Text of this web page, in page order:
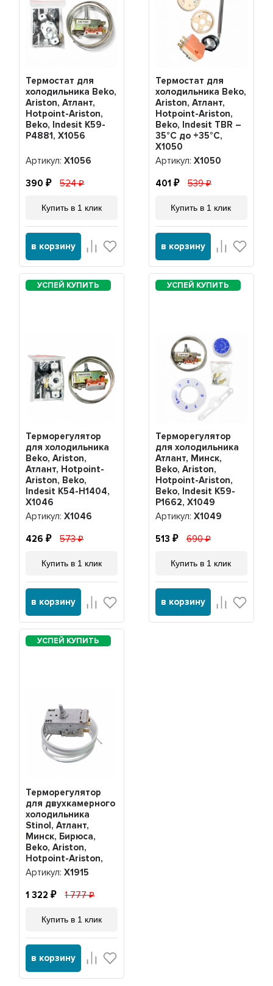
Термостат для
холодильника Beko,
Ariston, Атлант,
Hotpoint-Ariston,
Beko, Indesit K59-
P4881, Х1056
Артикул:Х1056
390 524
Купить в 1 клик
в корзину
Термостат для
холодильника Beko,
Ariston, Атлант,
Hotpoint-Ariston,
Beko, Indesit TBR –
35°C до +35°C,
Х1050
Артикул: Х1050
401 539
Купить в 1 клик
в корзину
Терморегулятор
для холодильника
Beko, Ariston,
Атлант, Hotpoint-
Ariston, Beko,
Indesit K54-H1404,
Х1046
Артикул:Х1046
426 573
Купить в 1 клик
в корзину
Терморегулятор
для холодильника
Атлант, Минск,
Beko, Ariston,
Hotpoint-Ariston,
Beko, Indesit K59-
P1662, Х1049
Артикул: Х1049
513 690
Купить в 1 клик
в корзину
Терморегулятор
для двухкамерного
холодильника
Stinol, Атлант,
Минск, Бирюса,
Beko, Ariston,
Hotpoint-Ariston,
Beko, Indesit K56-
L1915, Х1915
Артикул:Х1915
1 322 1 777
Купить в 1 клик
в корзину